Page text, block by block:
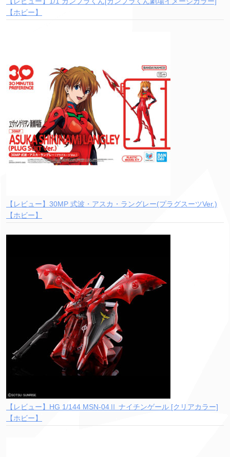
【ホビー】
【レビュー】30MP 式波・アスカ・ラングレー(プラグスーツVer.)
【ホビー】
【レビュー】HG 1/144 MSN-04Ⅱ ナイチンゲール [クリアカラー]
【ホビー】